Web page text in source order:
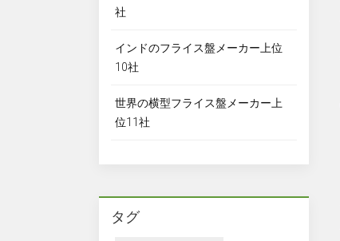
社
インドのフライス盤メーカー上位
10社
世界の横型フライス盤メーカー上
位11社
タグ